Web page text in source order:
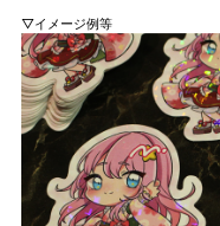
▽イメージ例等